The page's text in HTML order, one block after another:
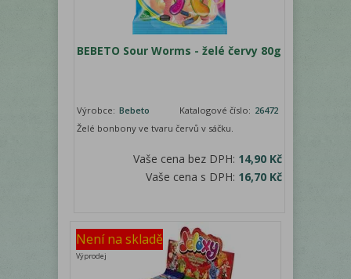
BEBETO Sour Worms - želé červy 80g
Výrobce: Bebeto Katalogové číslo: 26472
Želé bonbony ve tvaru červů v sáčku.
Vaše cena bez DPH: 14,90 Kč
Vaše cena s DPH: 16,70 Kč
Není na skladě
Výprodej